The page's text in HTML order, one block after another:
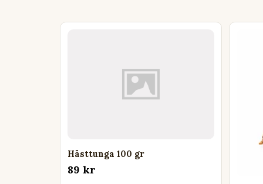
Hästtunga 100 gr
89 kr